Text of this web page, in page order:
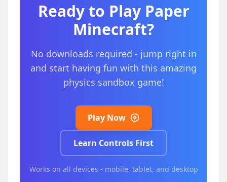
Ready to Play Paper
Minecraft?
No downloads required - jump right in
and start having fun with this amazing
physics sandbox game!
Play Now
Learn Controls First
Works on all devices - mobile, tablet, and desktop